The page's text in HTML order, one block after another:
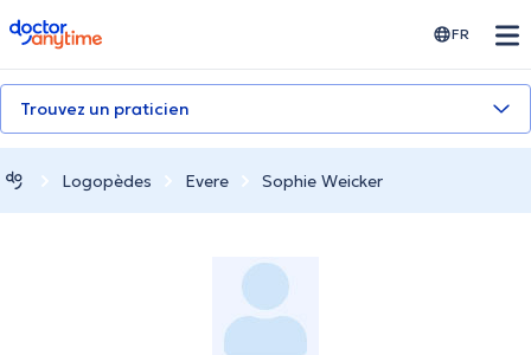
doctoranytime FR
Trouvez un praticien
Logopèdes Evere Sophie Weicker